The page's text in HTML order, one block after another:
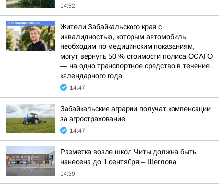
14:52
Жители Забайкальского края с
инвалидностью, которым автомобиль
необходим по медицинским показаниям,
могут вернуть 50 % стоимости полиса ОСАГО
— на одно транспортное средство в течение
календарного года
14:47
Забайкальские аграрии получат компенсации
за агрострахование
14:47
Разметка возле школ Читы должна быть
нанесена до 1 сентября – Щеглова
14:39